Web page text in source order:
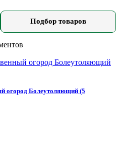
Подбор товаров
огород Болеутоляющий (5